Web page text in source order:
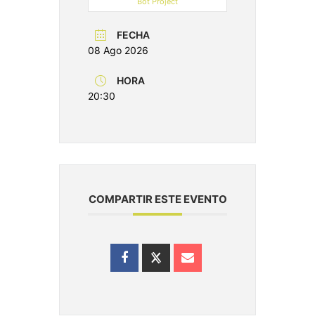
FECHA
08 Ago 2026
HORA
20:30
COMPARTIR ESTE EVENTO